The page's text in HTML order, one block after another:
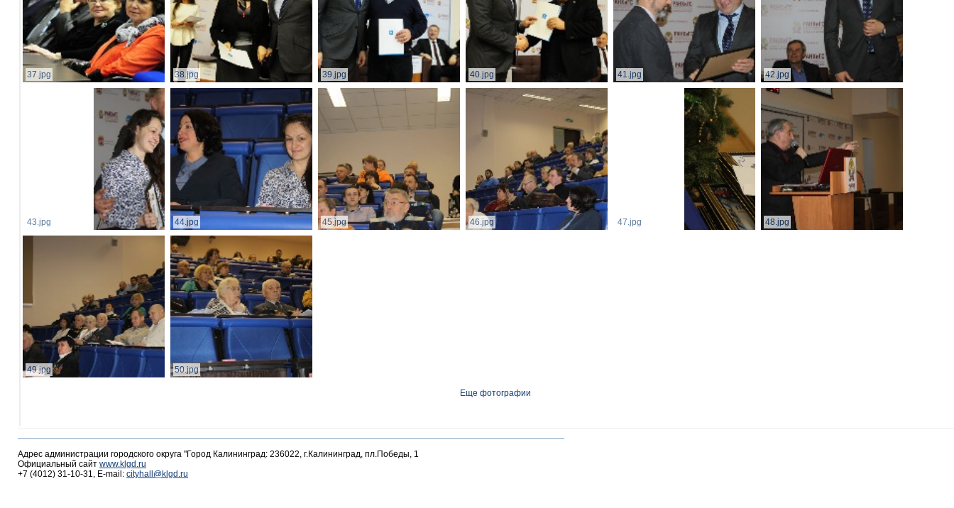
37.jpg 38.jpg 39.jpg 40.jpg 41.jpg 42.jpg
43.jpg 44.jpg 45.jpg 46.jpg 47.jpg 48.jpg
49.jpg 50.jpg
Еще фотографии
Адрес администрации городского округа "Город Калининград: 236022, г.Калининград, пл.Победы, 1
Официальный сайт www.klgd.ru
+7 (4012) 31-10-31, E-mail: cityhall@klgd.ru